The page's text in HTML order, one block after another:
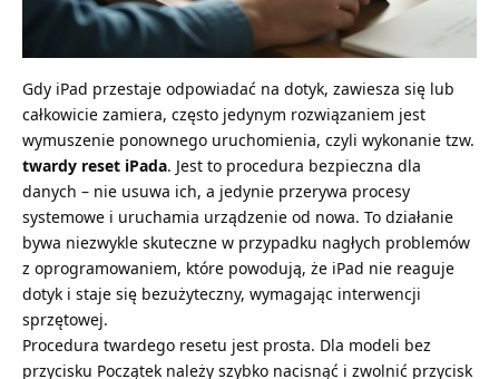
Gdy iPad przestaje odpowiadać na dotyk, zawiesza się lub
całkowicie zamiera, często jedynym rozwiązaniem jest
wymuszenie ponownego uruchomienia, czyli wykonanie tzw.
twardy reset iPada. Jest to procedura bezpieczna dla
danych – nie usuwa ich, a jedynie przerywa procesy
systemowe i uruchamia urządzenie od nowa. To działanie
bywa niezwykle skuteczne w przypadku nagłych problemów
z oprogramowaniem, które powodują, że iPad nie reaguje
dotyk i staje się bezużyteczny, wymagając interwencji
sprzętowej.
Procedura twardego resetu jest prosta. Dla modeli bez
przycisku Początek należy szybko nacisnąć i zwolnić przycisk